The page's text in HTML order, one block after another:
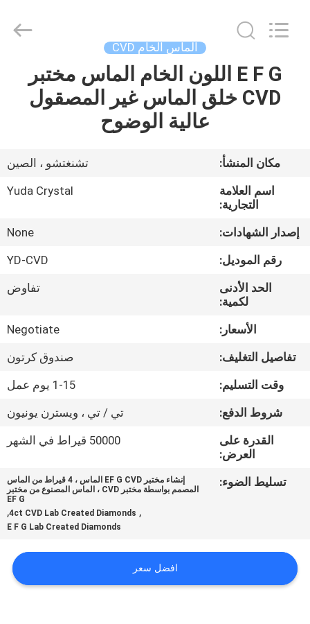
مسكن
معلومات
جولة
المعمل
مراقبة
الجودة
اتصل
خريطة
الموقع
Crystal
Co.,Ltd.
الماس الخام CVD
E F G اللون الخام الماس مختبر
CVD خلق الماس غير المصقول
عالية الوضوح
مكان المنشأ:
تشنغتشو ، الصين
اسم العلامة
التجارية:
Yuda Crystal
إصدار الشهادات:
None
رقم الموديل:
YD-CVD
الحد الأدنى
لكمية:
تفاوض
الأسعار:
Negotiate
تفاصيل التغليف:
صندوق كرتون
وقت التسليم:
1-15 يوم عمل
شروط الدفع:
تي / تي ، ويسترن يونيون
القدرة على
العرض:
50000 قيراط في الشهر
تسليط الضوء:
إنشاء مختبر EF G CVD الماس ، 4 قيراط من الماس
المصمم بواسطة مختبر CVD ، الماس المصنوع من مختبر
EF G
,
4ct CVD Lab Created Diamonds
,
E F G Lab Created Diamonds
افضل سعر